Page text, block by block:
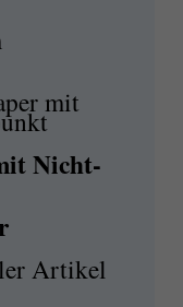
mit
Nicht-
Artikel